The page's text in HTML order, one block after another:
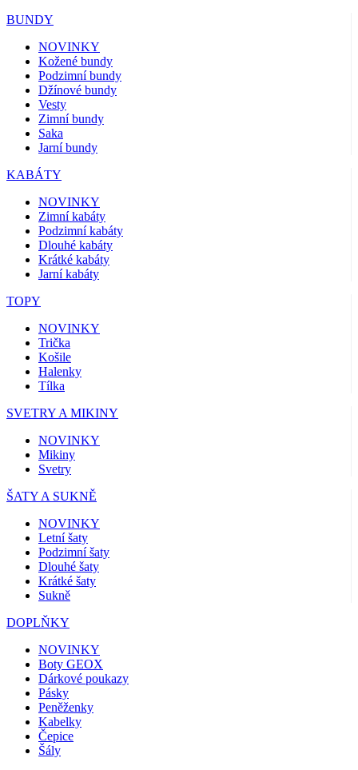
BUNDY
NOVINKY
Kožené bundy
Podzimní bundy
Džínové bundy
Vesty
Zimní bundy
Saka
Jarní bundy
KABÁTY
NOVINKY
Zimní kabáty
Podzimní kabáty
Dlouhé kabáty
Krátké kabáty
Jarní kabáty
TOPY
NOVINKY
Trička
Košile
Halenky
Tílka
SVETRY A MIKINY
NOVINKY
Mikiny
Svetry
ŠATY A SUKNĚ
NOVINKY
Letní šaty
Podzimní šaty
Dlouhé šaty
Krátké šaty
Sukně
DOPLŇKY
NOVINKY
Boty GEOX
Dárkové poukazy
Pásky
Peněženky
Kabelky
Čepice
Šály